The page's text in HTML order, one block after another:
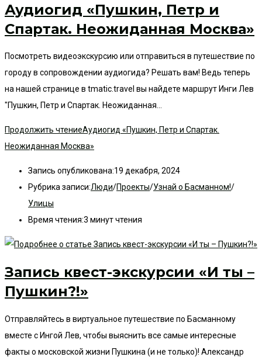
Аудиогид «Пушкин, Петр и
Спартак. Неожиданная Москва»
Посмотреть видеоэкскурсию или отправиться в путешествие по
городу в сопровождении аудиогида? Решать вам! Ведь теперь
на нашей странице в tmatic.travel вы найдете маршрут Инги Лев
"Пушкин, Петр и Спартак. Неожиданная…
Продолжить чтениеАудиогид «Пушкин, Петр и Спартак.
Неожиданная Москва»
Запись опубликована:19 декабря, 2024
Рубрика записи:Люди/Проекты/Узнай о Басманном!/
Улицы
Время чтения:3 минут чтения
Запись квест-экскурсии «И ты –
Пушкин?!»
Отправляйтесь в виртуальное путешествие по Басманному
вместе с Ингой Лев, чтобы выяснить все самые интересные
факты о московской жизни Пушкина (и не только)! Александр